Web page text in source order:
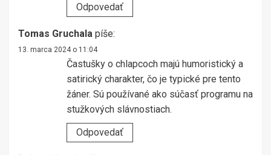
Odpovedať
Tomas Gruchala píše:
13. marca 2024 o 11:04
Častušky o chlapcoch majú humoristický a
satirický charakter, čo je typické pre tento
žáner. Sú používané ako súčasť programu na
stužkových slávnostiach.
Odpovedať